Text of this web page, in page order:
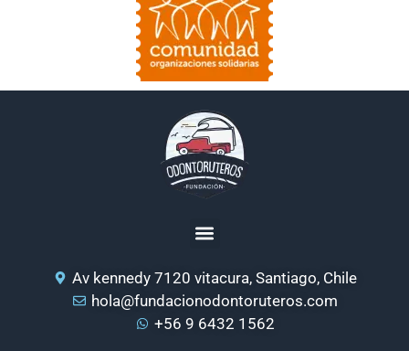
Av kennedy 7120 vitacura, Santiago, Chile
hola@fundacionodontoruteros.com
+56 9 6432 1562